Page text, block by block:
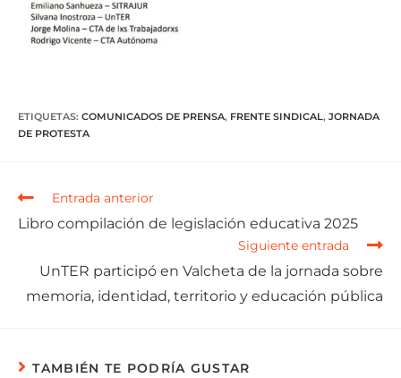
ETIQUETAS: COMUNICADOS DE PRENSA, FRENTE SINDICAL, JORNADA
DE PROTESTA
Entrada anterior
Libro compilación de legislación educativa 2025
Siguiente entrada
UnTER participó en Valcheta de la jornada sobre
memoria, identidad, territorio y educación pública
TAMBIÉN TE PODRÍA GUSTAR